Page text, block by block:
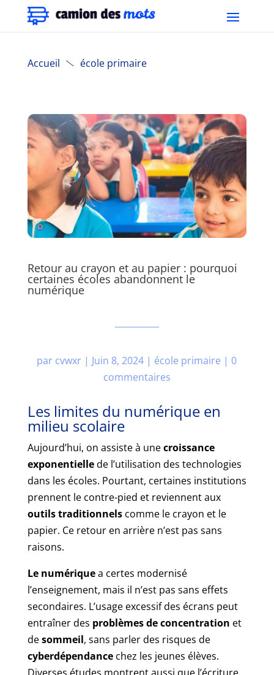
Accueil  école primaire
Retour au crayon et au papier : pourquoi
certaines écoles abandonnent le
numérique
par cvwxr | Juin 8, 2024 | école primaire | 0
commentaires
Les limites du numérique en
milieu scolaire
Aujourd’hui, on assiste à unecroissance
exponentiellede l’utilisation des technologies
dans les écoles. Pourtant, certaines institutions
prennent le contre-pied et reviennent aux
outils traditionnelscomme le crayon et le
papier. Ce retour en arrière n’est pas sans
raisons.
Le numériquea certes modernisé
l’enseignement, mais il n’est pas sans effets
secondaires. L’usage excessif des écrans peut
entraîner des problèmes de concentration et
desommeil, sans parler des risques de
cyberdépendancechez les jeunes élèves.
Diverses études montrent aussi que l’écriture